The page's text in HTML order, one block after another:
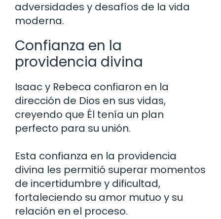
adversidades y desafíos de la vida
moderna.
Confianza en la
providencia divina
Isaac y Rebeca confiaron en la
dirección de Dios en sus vidas,
creyendo que Él tenía un plan
perfecto para su unión.
Esta confianza en la providencia
divina les permitió superar momentos
de incertidumbre y dificultad,
fortaleciendo su amor mutuo y su
relación en el proceso.